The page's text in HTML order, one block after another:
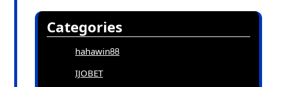
Categories
hahawin88
IJOBET